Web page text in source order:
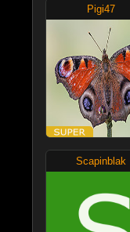
Pigi47
Scapinblak